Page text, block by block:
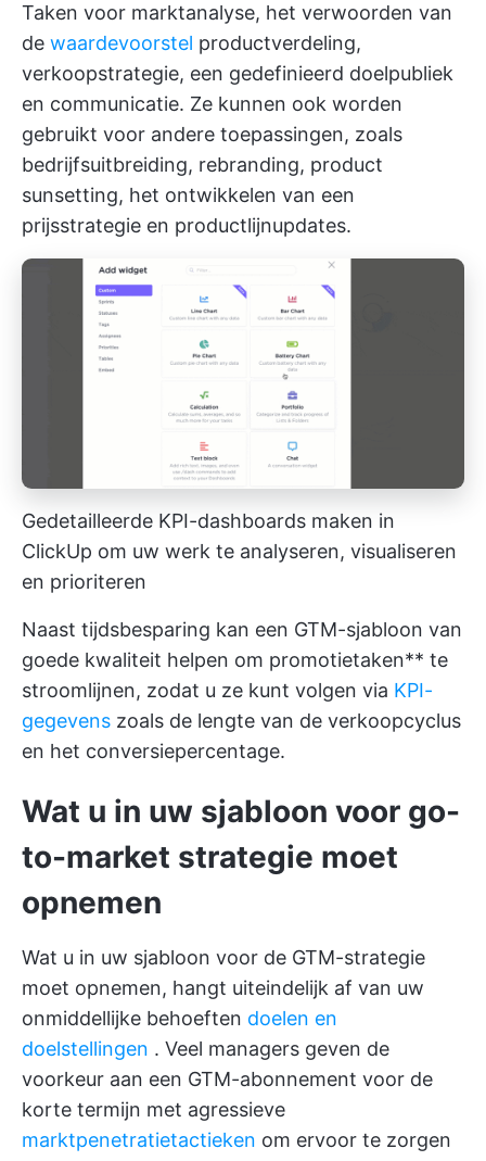
Taken voor marktanalyse, het verwoorden van
de waardevoorstel productverdeling,
verkoopstrategie, een gedefinieerd doelpubliek
en communicatie. Ze kunnen ook worden
gebruikt voor andere toepassingen, zoals
bedrijfsuitbreiding, rebranding, product
sunsetting, het ontwikkelen van een
prijsstrategie en productlijnupdates.
Gedetailleerde KPI-dashboards maken in
ClickUp om uw werk te analyseren, visualiseren
en prioriteren
Naast tijdsbesparing kan een GTM-sjabloon van
goede kwaliteit helpen om promotietaken** te
stroomlijnen, zodat u ze kunt volgen via KPI-
gegevens zoals de lengte van de verkoopcyclus
en het conversiepercentage.
Wat u in uw sjabloon voor go-
to-market strategie moet
opnemen
Wat u in uw sjabloon voor de GTM-strategie
moet opnemen, hangt uiteindelijk af van uw
onmiddellijke behoeften doelen en
doelstellingen . Veel managers geven de
voorkeur aan een GTM-abonnement voor de
korte termijn met agressieve
marktpenetratietactieken om ervoor te zorgen